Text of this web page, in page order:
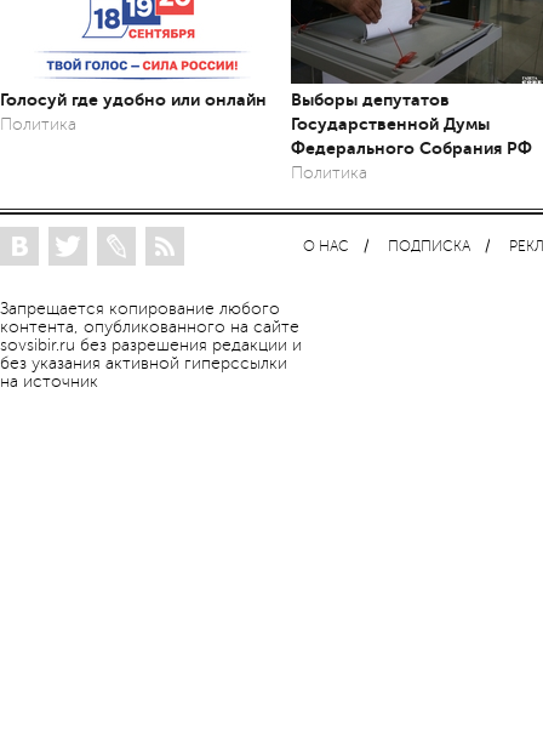
Голосуй где удобно или онлайн
Политика
Выборы депутатов
Государственной Думы
Федерального Собрания РФ
Политика
Запрещается копирование любого
контента, опубликованного на сайте
sovsibir.ru без разрешения редакции и
без указания активной гиперссылки
на источник
О НАС ПОДПИСКА